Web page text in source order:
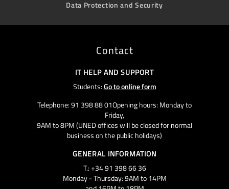
Data Protection and Security
Contact
IT HELP AND SUPPORT
Students:Go to online form
Telephone: 91 398 88 01Opening hours: Monday to
Friday,
9AM to 8PM (UNED offices will be closed for normal
business on the public holidays)
GENERAL INFORMATION
T.: +34 91 398 66 36
Monday - Thursday: 9AM to 14PM